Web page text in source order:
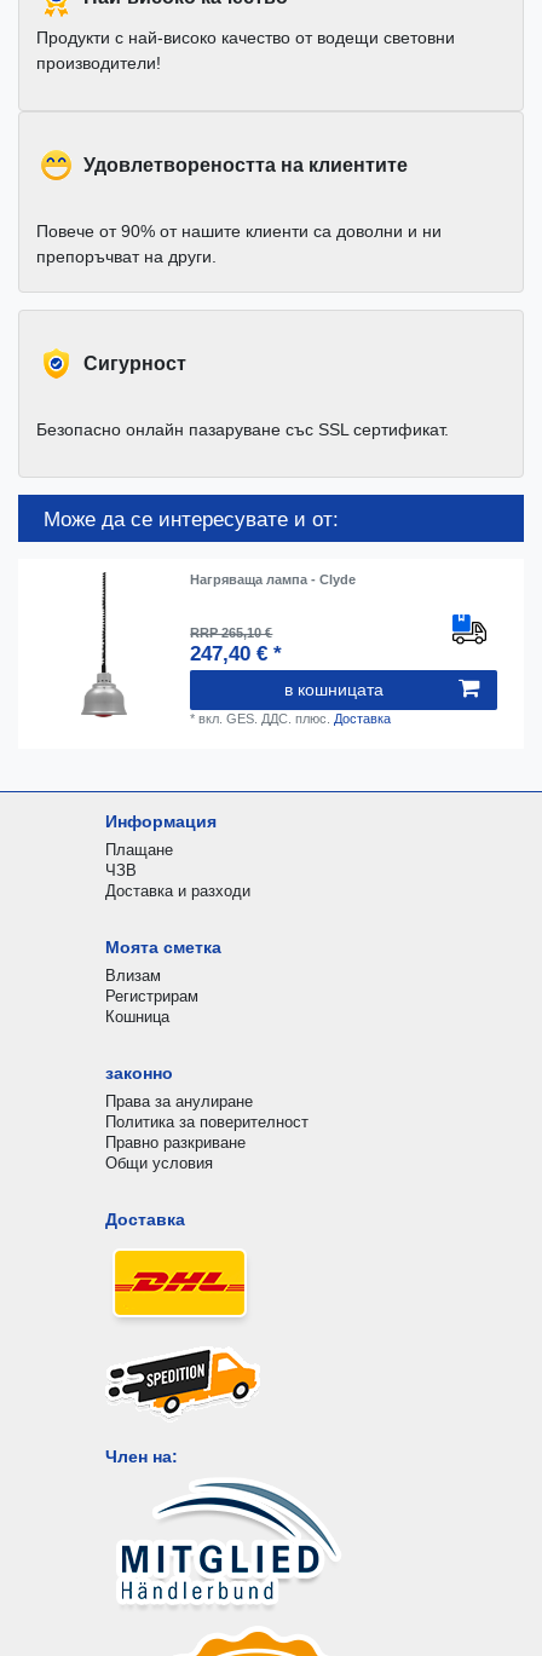
Продукти с най-високо качество от водещи световни
производители!
Удовлетвореността на клиентите
Повече от 90% от нашите клиенти са доволни и ни
препоръчват на други.
Cигурност
Безопасно онлайн пазаруване със SSL сертификат.
Може да се интересувате и от:
Нагряваща лампа - Clyde
RRP 265,10 €
247,40 € *
в кошницата
*вкл. GES. ДДС. плюс. Доставка
Информация
Плащане
ЧЗВ
Доставка и разходи
Моята сметка
Влизам
Регистрирам
Кошница
законно
Права за анулиране
Политика за поверителност
Правно разкриване
Общи условия
Доставка
Член на: